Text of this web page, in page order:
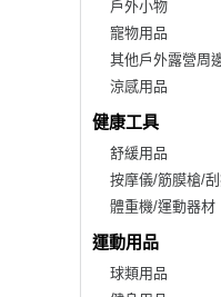
戶外小物
寵物用品
其他戶外露營周
涼感用品
健康工具
舒緩用品
按摩儀/筋膜槍/
體重機/運動器材
運動用品
球類用品